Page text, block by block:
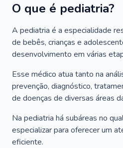
O que é pediatria?
A pediatria é a especialidade
de bebês, crianças e
desenvolvimento em várias
Esse médico atua tanto na
prevenção, diagnóstico,
de doenças de diversas áreas
Na pediatria há subáreas no
especializar para oferecer um
eficiente.